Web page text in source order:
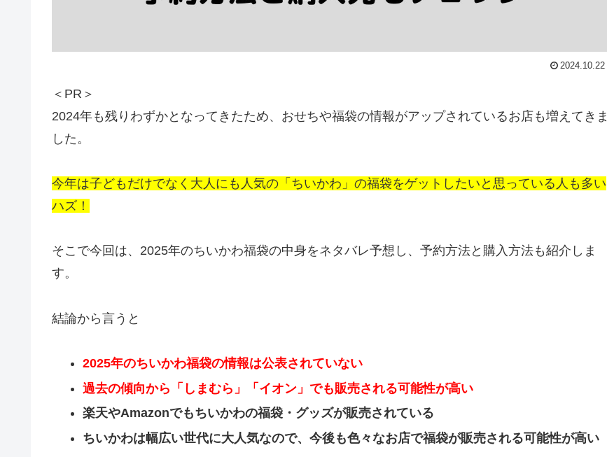
2024.10.22
＜PR＞
2024年も残りわずかとなってきたため、おせちや福袋の情報がアップされているお店も増えてきま
した。
今年は子どもだけでなく大人にも人気の「ちいかわ」の福袋をゲットしたいと思っている人も多い
ハズ！
そこで今回は、2025年のちいかわ福袋の中身をネタバレ予想し、予約方法と購入方法も紹介しま
す。
結論から言うと
2025年のちいかわ福袋の情報は公表されていない
過去の傾向から「しまむら」「イオン」でも販売される可能性が高い
楽天やAmazonでもちいかわの福袋・グッズが販売されている
ちいかわは幅広い世代に大人気なので、今後も色々なお店で福袋が販売される可能性が高い